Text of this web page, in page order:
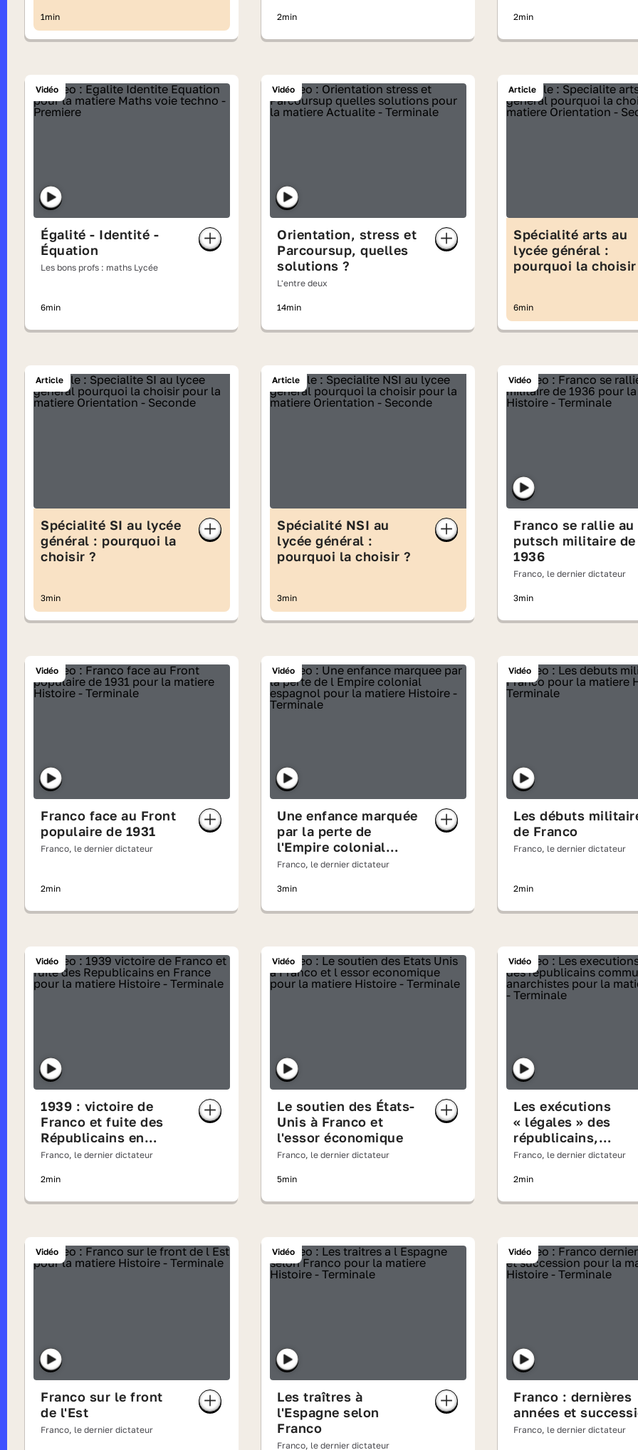
1min
2min
2min
Vidéo
Égalité - Identité -
Équation
Les bons profs : maths Lycée
6min
Vidéo
Orientation, stress et
Parcoursup, quelles
solutions ?
L'entre deux
14min
Article
Spécialité arts au
lycée général :
pourquoi la choisir
6min
Article
Spécialité SI au lycée
général : pourquoi la
choisir ?
3min
Article
Spécialité NSI au
lycée général :
pourquoi la choisir ?
3min
Vidéo
Franco se rallie au
putsch militaire de
1936
Franco, le dernier dictateur
3min
Vidéo
Franco face au Front
populaire de 1931
Franco, le dernier dictateur
2min
Vidéo
Une enfance marquée
par la perte de
l'Empire colonial
espagnol
Franco, le dernier dictateur
3min
Vidéo
Les débuts
de Franco
Franco, le dernier dictateur
2min
Vidéo
1939 : victoire de
Franco et fuite des
Républicains en
France
Franco, le dernier dictateur
2min
Vidéo
Le soutien des États-
Unis à Franco et
l'essor économique
Franco, le dernier dictateur
5min
Vidéo
Les exécutions
« légales » des
républicains,
communistes et
Franco, le dernier dictateur
2min
Vidéo
Franco sur le front
de l'Est
Franco, le dernier dictateur
Vidéo
Les traîtres à
l'Espagne selon
Franco
Franco, le dernier dictateur
Vidéo
Franco : dernières
années et
Franco, le dernier dictateur